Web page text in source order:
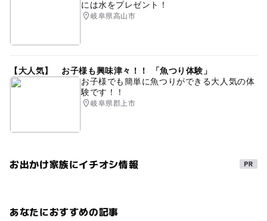
には水をプレゼント！
岐阜県高山市
【大人気】 お子様も興味津々！！ 「魚つり体験」
お子様でも簡単に魚つりができる大人気の体
験です！！
岐阜県郡上市
お出かけ家族にイチオシ情報
あなたにおすすめの記事